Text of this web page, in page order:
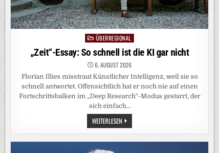
Posted
in
ÜBERREGIONAL
„Zeit“-Essay: So schnell ist die KI gar nicht
6. AUGUST 2026
Florian Illies misstraut Künstlicher Intelligenz, weil sie so
schnell antwortet. Offensichtlich hat er noch nie auf einen
Fortschrittsbalken im „Deep Research“-Modus gestarrt, der
sich einfach…
WEITERLESEN „ZEIT“-
ESSAY:
SO
SCHNELL